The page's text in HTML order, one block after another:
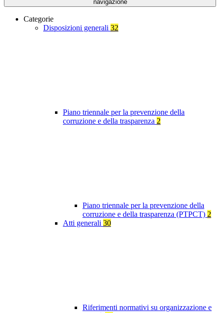
navigazione
Categorie
Disposizioni generali 32
Piano triennale per la prevenzione della
corruzione e della trasparenza 2
Piano triennale per la prevenzione della
corruzione e della trasparenza (PTPCT) 2
Atti generali 30
Riferimenti normativi su organizzazione e